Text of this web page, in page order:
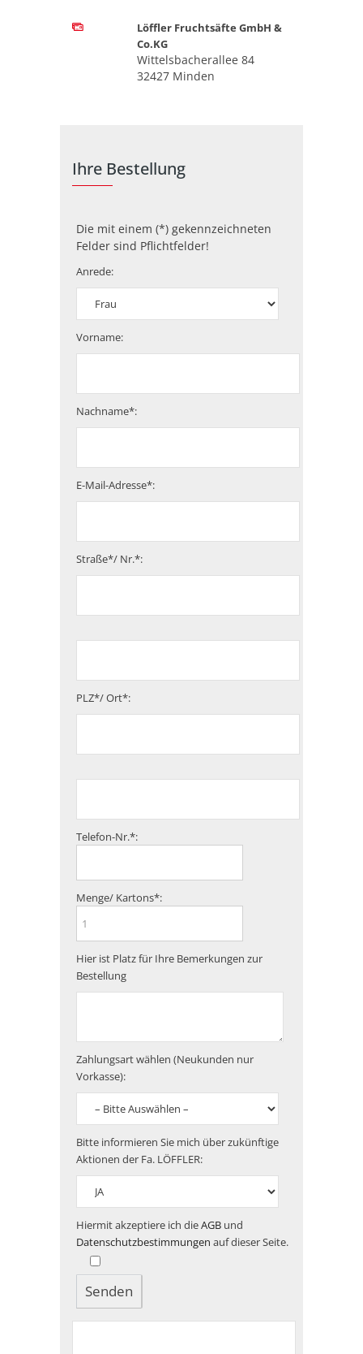
Löffler Fruchtsäfte GmbH &
Co.KG
Wittelsbacherallee 84
32427 Minden
Ihre Bestellung
Die mit einem (*) gekennzeichneten
Felder sind Pflichtfelder!
Anrede:
Vorname:
Nachname*:
E-Mail-Adresse*:
Straße*/ Nr.*:
PLZ*/ Ort*:
Telefon-Nr.*:
Menge/ Kartons*:
Hier ist Platz für Ihre Bemerkungen zur
Bestellung
Zahlungsart wählen (Neukunden nur
Vorkasse):
Bitte informieren Sie mich über zukünftige
Aktionen der Fa. LÖFFLER:
Hiermit akzeptiere ich dieAGB und
Datenschutzbestimmungen auf dieser Seite.